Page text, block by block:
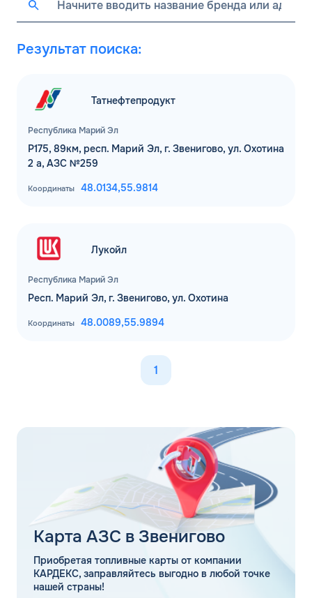
Результат поиска:
Республика Марий Эл
Татнефтепродукт
Р175, 89км, респ. Марий Эл, г. Звенигово, ул. Охотина
2 а, АЗС №259
Координаты 48.0134,55.9814
Республика Марий Эл
Лукойл
Респ. Марий Эл, г. Звенигово, ул. Охотина
Координаты 48.0089,55.9894
1
Карта АЗС в Звенигово
Приобретая топливные карты от компании
КАРДЕКС, заправляйтесь выгодно в любой точке
нашей страны!